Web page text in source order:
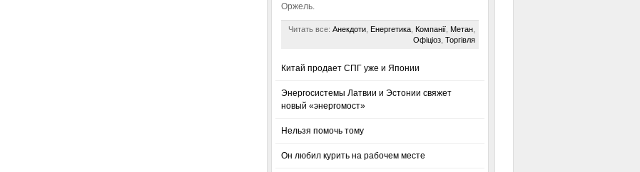
Оржель.
Читать все: Анекдоти, Енергетика, Компанії, Метан,
Офіціоз, Торгівля
Китай продает СПГ уже и Японии
Энергосистемы Латвии и Эстонии свяжет
новый «энергомост»
Нельзя помочь тому
Он любил курить на рабочем месте